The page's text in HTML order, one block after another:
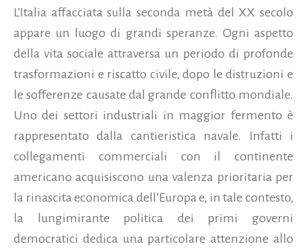
L'Italia affacciata sulla seconda metà del XX secolo
appare un luogo di grandi speranze. Ogni aspetto
della vita sociale attraversa un periodo di profonde
trasformazioni e riscatto civile, dopo le distruzioni e
le sofferenze causate dal grande conflitto mondiale.
Uno dei settori industriali in maggior fermento è
rappresentato dalla cantieristica navale. Infatti i
collegamenti commerciali con il continente
americano acquisiscono una valenza prioritaria per
la rinascita economica dell’Europa e, in tale contesto,
la lungimirante politica dei primi governi
democratici dedica una particolare attenzione allo